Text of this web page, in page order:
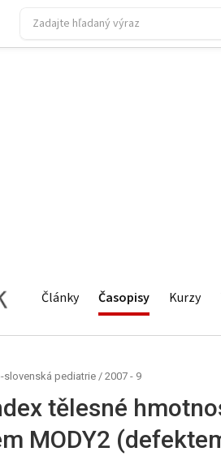
Články Časopisy Kurzy
slovenská pediatrie / 2007 - 9
tělesné
MODY2